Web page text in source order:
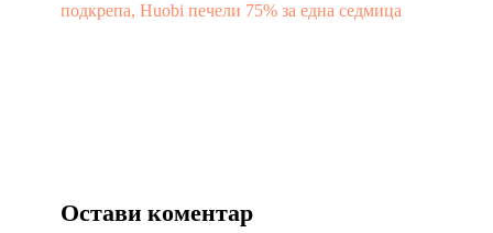
подкрепа, Huobi печели 75% за една седмица
Остави коментар